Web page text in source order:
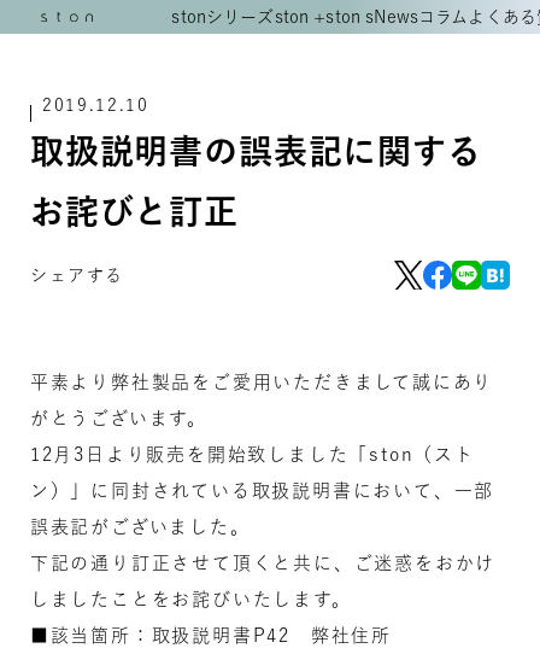
stonシリーズ ston +ston sNewsコラム よくあ
2019.12.10
取扱説明書の誤表記に関する
お詫びと訂正
シェアする
平素より弊社製品をご愛用いただきまして誠にあり
がとうございます。
12月3日より販売を開始致しました「ston（スト
ン）」に同封されている取扱説明書において、一部
誤表記がございました。
下記の通り訂正させて頂くと共に、ご迷惑をおかけ
しましたことをお詫びいたします。
■該当箇所：取扱説明書P42 弊社住所